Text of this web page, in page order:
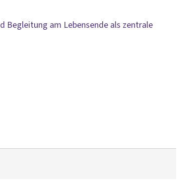
Begleitung am Lebensende als zentrale